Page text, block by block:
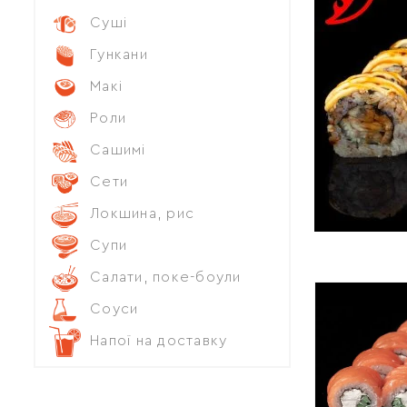
Суші
Гункани
Макі
Роли
Сашимі
Сети
Локшина, рис
Супи
Салати, поке-боули
Соуси
Напої на доставку